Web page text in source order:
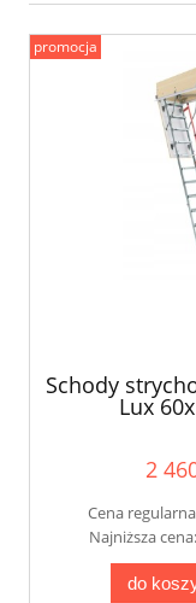
Schody
Lux
2
Cena
Najniższa cena:
do
promocja